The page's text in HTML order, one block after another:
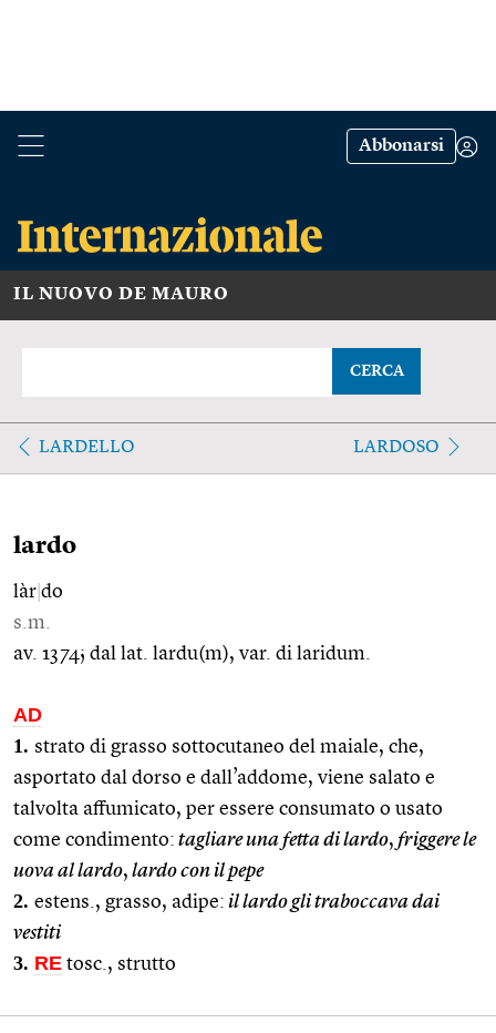
Abbonarsi
IL NUOVO DE MAURO
CERCA
LARDELLO LARDOSO
lardo
làr do
s.m.
av. 1374; dal lat. lardu(m), var. di laridum.
AD
1. strato di grasso sottocutaneo del maiale, che,
asportato dal dorso e dall’addome, viene salato e
talvolta affumicato, per essere consumato o usato
come condimento: tagliare una fetta di lardo, friggere le
uova al lardo, lardo con il pepe
2. estens., grasso, adipe: il lardo gli traboccava dai
vestiti
3. RE tosc., strutto